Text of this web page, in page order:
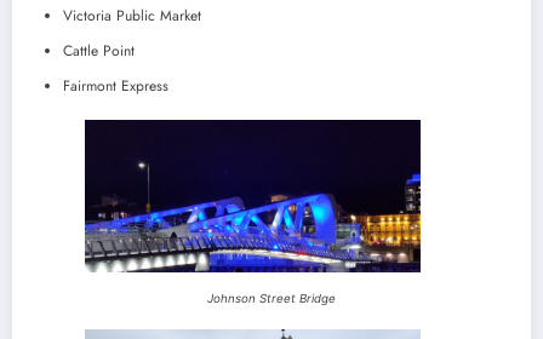
Victoria Public Market
Cattle Point
Fairmont Express
Johnson Street Bridge